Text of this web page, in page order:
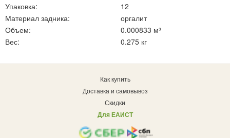
Упаковка:
12
Материал задника:
оргалит
Объем:
0.000833 м³
Вес:
0.275 кг
Как купить
Доставка и самовывоз
Скидки
Для ЕАИСТ